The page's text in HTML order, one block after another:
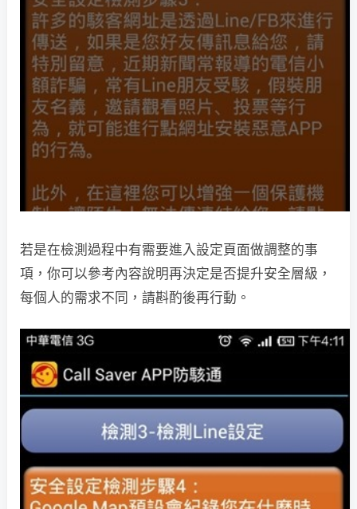
若是在檢測過程中有需要進入設定頁面做調整的事
項，你可以參考內容說明再決定是否提升安全層級，
每個人的需求不同，請斟酌後再行動。